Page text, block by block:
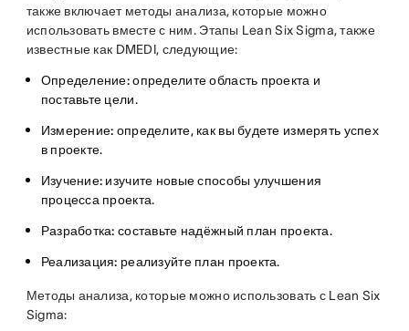
также включает методы анализа, которые можно
использовать вместе с ним. Этапы Lean Six Sigma, также
известные как DMEDI, следующие:
Определение:определите область проекта и
поставьте цели.
Измерение: определите, как вы будете измерять успех
в проекте.
Изучение: изучите новые способы улучшения
процесса проекта.
Разработка:составьте надёжный план проекта.
Реализация: реализуйте план проекта.
Методы анализа, которые можно использовать с Lean Six
Sigma: